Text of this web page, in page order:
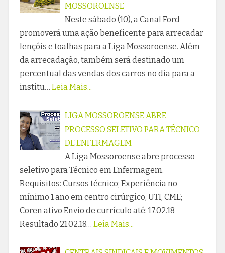
MOSSOROENSE
Neste sábado (10), a Canal Ford
promoverá uma ação beneficente para arrecadar
lençóis e toalhas para a Liga Mossoroense. Além
da arrecadação, também será destinado um
percentual das vendas dos carros no dia para a
institu… Leia Mais...
LIGA MOSSOROENSE ABRE
PROCESSO SELETIVO PARA TÉCNICO
DE ENFERMAGEM
A Liga Mossoroense abre processo
seletivo para Técnico em Enfermagem.
Requisitos: Cursos técnico; Experiência no
mínimo 1 ano em centro cirúrgico, UTI, CME;
Coren ativo Envio de currículo até: 17.02.18
Resultado 21.02.18… Leia Mais...